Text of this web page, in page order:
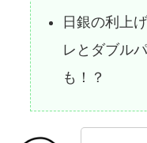
日銀の利上
レとダブル
も！？